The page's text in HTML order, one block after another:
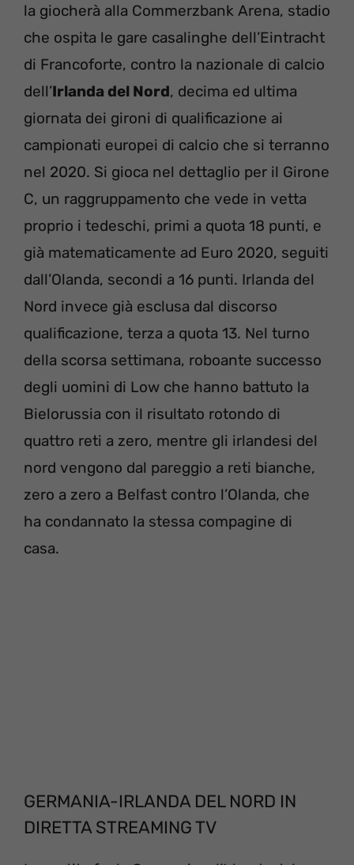
la giocherà alla Commerzbank Arena, stadio
che ospita le gare casalinghe dell’Eintracht
di Francoforte, contro la nazionale di calcio
dell’Irlanda del Nord, decima ed ultima
giornata dei gironi di qualificazione ai
campionati europei di calcio che si terranno
nel 2020. Si gioca nel dettaglio per il Girone
C, un raggruppamento che vede in vetta
proprio i tedeschi, primi a quota 18 punti, e
già matematicamente ad Euro 2020, seguiti
dall’Olanda, secondi a 16 punti. Irlanda del
Nord invece già esclusa dal discorso
qualificazione, terza a quota 13. Nel turno
della scorsa settimana, roboante successo
degli uomini di Low che hanno battuto la
Bielorussia con il risultato rotondo di
quattro reti a zero, mentre gli irlandesi del
nord vengono dal pareggio a reti bianche,
zero a zero a Belfast contro l’Olanda, che
ha condannato la stessa compagine di
casa.
GERMANIA-IRLANDA DEL NORD IN
DIRETTA STREAMING TV